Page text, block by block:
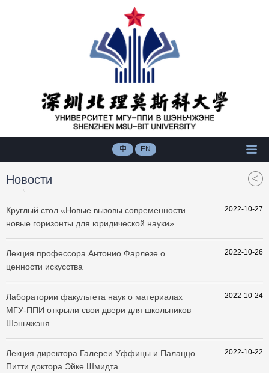
中 EN
Новости
Круглый стол «Новые вызовы современности –
новые горизонты для юридической науки»
2022-10-27
Лекция профессора Антонио Фарлезе о
ценности искусства
2022-10-26
Лаборатории факультета наук о материалах
МГУ-ППИ открыли свои двери для школьников
Шэньчжэня
2022-10-24
Лекция директора Галереи Уффицы и Палаццо
Питти доктора Эйке Шмидта
2022-10-22